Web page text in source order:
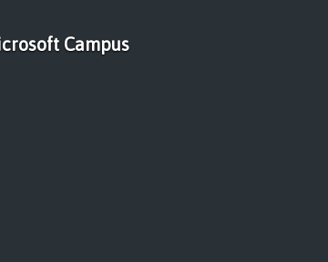
Campus